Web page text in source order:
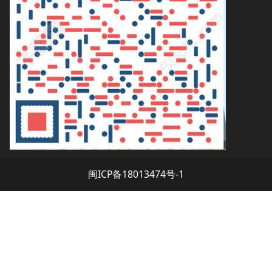
闽ICP备18013474号-1